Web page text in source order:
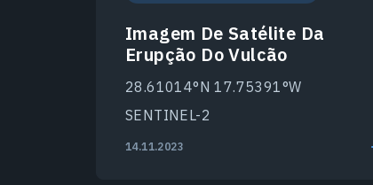
Imagem De Satélite Da
Erupção Do Vulcão
28.61014°N 17.75391°W
SENTINEL-2
14.11.2023